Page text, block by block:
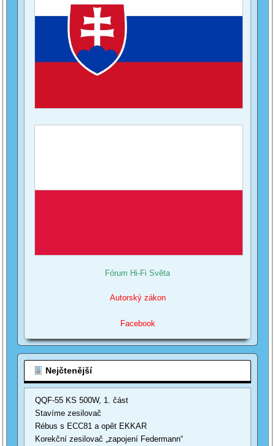
Fórum Hi-Fi Světa
Autorský zákon
Facebook
Nejčtenější
QQF-55 KS 500W, 1. část
Stavíme zesilovač
Rébus s ECC81 a opět EKKAR
Korekční zesilovač „zapojení Federmann“